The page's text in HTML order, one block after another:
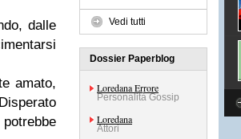
dalle
amato,
Vedi tutti
Dossier Paperblog
Loredana Errore
Personalità Gossip
Loredana
Attori